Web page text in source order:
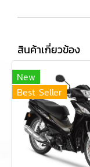
สินค้าเกี่ยวข้อง
New
Best Seller